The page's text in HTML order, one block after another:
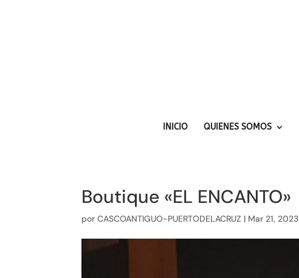
INICIO QUIENES SOMOS
Boutique «EL ENCANTO»
porCASCOANTIGUO-PUERTODELACRUZ | Mar 21, 2023